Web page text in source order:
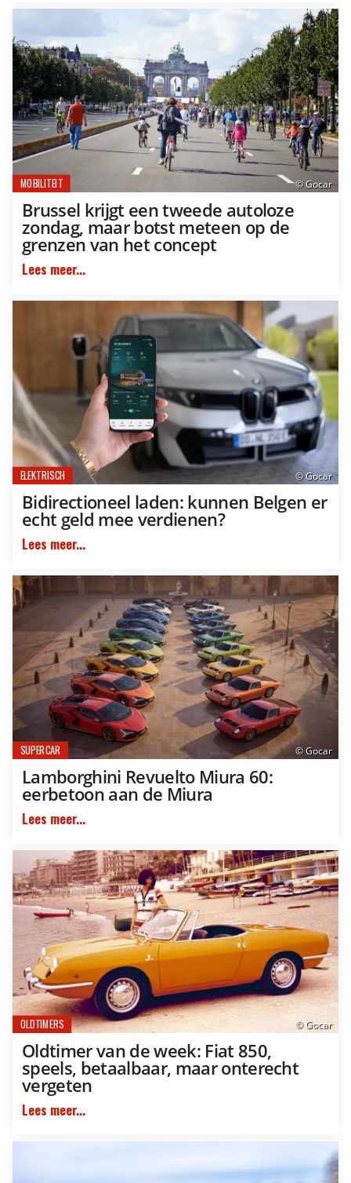
© Gocar
MOBILITEIT
Brussel krijgt een tweede autoloze
zondag, maar botst meteen op de
grenzen van het concept
Lees meer...
© Gocar
ELEKTRISCH
Bidirectioneel laden: kunnen Belgen er
echt geld mee verdienen?
Lees meer...
© Gocar
SUPERCAR
Lamborghini Revuelto Miura 60:
eerbetoon aan de Miura
Lees meer...
© Gocar
OLDTIMERS
Oldtimer van de week: Fiat 850,
speels, betaalbaar, maar onterecht
vergeten
Lees meer...